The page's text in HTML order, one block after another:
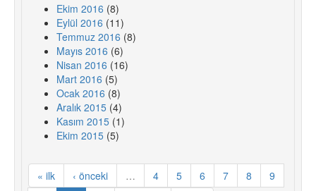
Ekim 2016 (8)
Eylül 2016 (11)
Temmuz 2016 (8)
Mayıs 2016 (6)
Nisan 2016 (16)
Mart 2016 (5)
Ocak 2016 (8)
Aralık 2015 (4)
Kasım 2015 (1)
Ekim 2015 (5)
« ilk ‹ önceki … 4 5 6 7 8
9